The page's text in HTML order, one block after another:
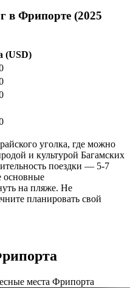
в Фрипорте (2025
(USD)
уголка, где можно
и культурой Багамских
поездки — 5-7
основные
на пляже. Не
планировать свой
места Фрипорта